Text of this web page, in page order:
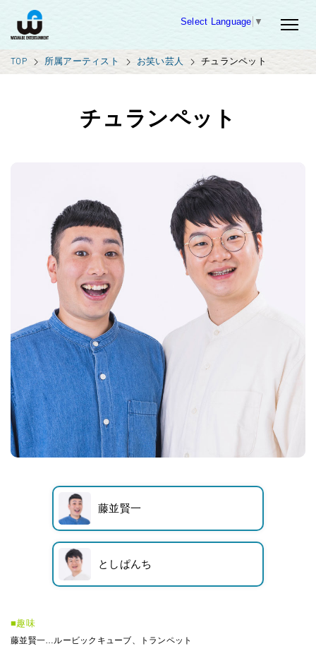
Select Language ▼
TOP 所属アーティスト お笑い芸人 チュランペット
チュランペット
藤並賢一
としぱんち
■趣味
藤並賢一…ルービックキューブ、トランペット